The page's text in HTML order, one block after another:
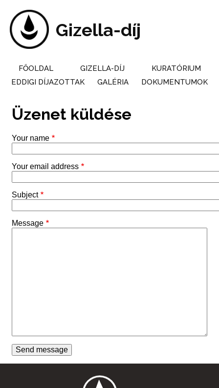
main
content
Gizella-díj
Main
FŐOLDAL GIZELLA-DÍJ
KURATÓRIUM
EDDIGI DÍJAZOTTAK
GALÉRIA DOKUMENTUMOK
Üzenet küldése
Your name
Your email address
Subject
Message